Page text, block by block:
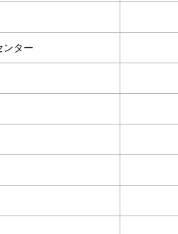
ンター